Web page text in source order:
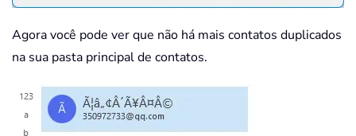
Agora você pode ver que não há mais contatos duplicados
na sua pasta principal de contatos.